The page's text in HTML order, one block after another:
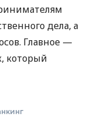
дела, а
Главное —
который